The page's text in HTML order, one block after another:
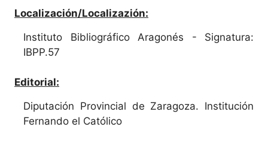
Localización/Localizazión:
Instituto Bibliográfico Aragonés - Signatura:
IBPP.57
Editorial:
Diputación Provincial de Zaragoza. Institución
Fernando el Católico